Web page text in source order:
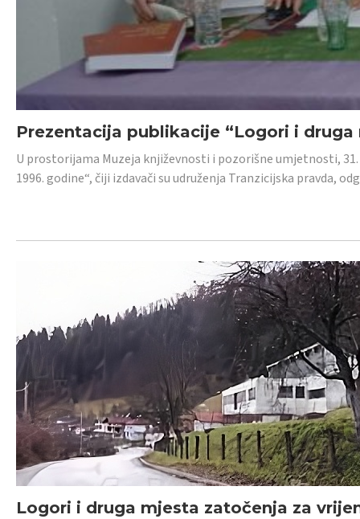
Prezentacija publikacije “Logori i druga
U prostorijama Muzeja književnosti i pozorišne umjetnosti,
1996. godine“, čiji izdavači su udruženja Tranzicijska pravda,
Logori i druga mjesta zatočenja za